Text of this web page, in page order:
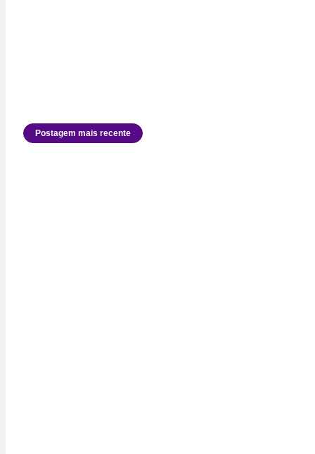
Postagem mais recente